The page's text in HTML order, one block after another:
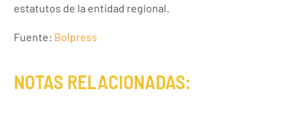
estatutos de la entidad regional.
Fuente: Bolpress
NOTAS RELACIONADAS: